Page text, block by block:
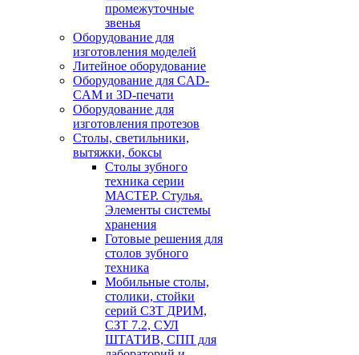
промежуточные
звенья
Оборудование для
изготовления моделей
Литейное оборудование
Оборудование для CAD-
CAM и 3D-печати
Оборудование для
изготовления протезов
Cтолы, светильники,
вытяжки, боксы
Столы зубного
техника серии
МАСТЕР. Стулья.
Элементы системы
хранения
Готовые решения для
столов зубного
техника
Мобильные столы,
столики, стойки
серий СЗТ ДРИМ,
СЗТ 7.2, СУЛ
ШТАТИВ, СПП для